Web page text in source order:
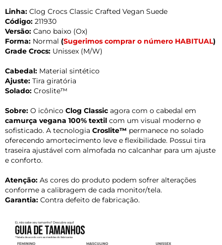
Linha: Clog Crocs Classic Crafted Vegan Suede
Código: 211930
Versão: Cano baixo (Ox)
Forma: Normal (Sugerimos comprar o número HABITUAL)
Grade Crocs: Unissex (M/W)
Cabedal: Material sintético
Ajuste: Tira giratória
Solado: Croslite™
Sobre: O icônico Clog Classic agora com o cabedal em
camurça vegana 100% textil com um visual moderno e
sofisticado. A tecnologia Croslite™ permanece no solado
oferecendo amortecimento leve e flexibilidade. Possui tira
traseira ajustável com almofada no calcanhar para um ajuste
e conforto.
Atenção: As cores do produto podem sofrer alterações
conforme a calibragem de cada monitor/tela.
Garantia: Contra defeito de fabricação.